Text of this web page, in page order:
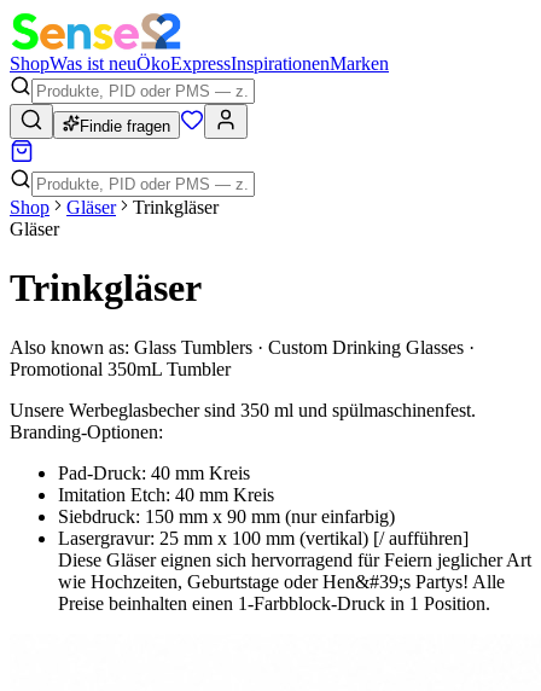
ShopWas ist neuÖkoExpressInspirationenMarken
Findie fragen
Shop Gläser
Trinkgläser
Gläser
Trinkgläser
Also known as: Glass Tumblers · Custom Drinking Glasses ·
Promotional 350mL Tumbler
Unsere Werbeglasbecher sind 350 ml und spülmaschinenfest.
Branding-Optionen:
Pad-Druck: 40 mm Kreis
Imitation Etch: 40 mm Kreis
Siebdruck: 150 mm x 90 mm (nur einfarbig)
Lasergravur: 25 mm x 100 mm (vertikal) [/ aufführen]
Diese Gläser eignen sich hervorragend für Feiern jeglicher Art
wie Hochzeiten, Geburtstage oder Hen&#39;s Partys! Alle
Preise beinhalten einen 1-Farbblock-Druck in 1 Position.